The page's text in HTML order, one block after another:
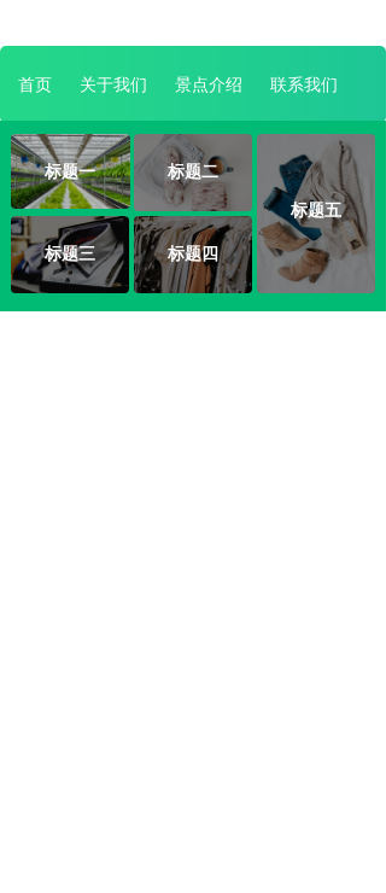
首页 关于我们 景点介绍 联系我们
标题一
标题五
标题二
标题三 标题四